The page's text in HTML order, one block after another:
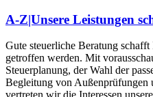
A-Z|Unsere Leistungen
Gute steuerliche Beratung
getroffen werden. Mit
Steuerplanung, der Wahl der
Begleitung von Außenprüfungen